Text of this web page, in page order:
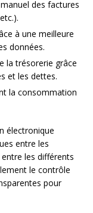
des factures
à une meilleure
données.
la trésorerie grâce
et les dettes.
la consommation
électronique
entre les
entre les différents
le contrôle
pour